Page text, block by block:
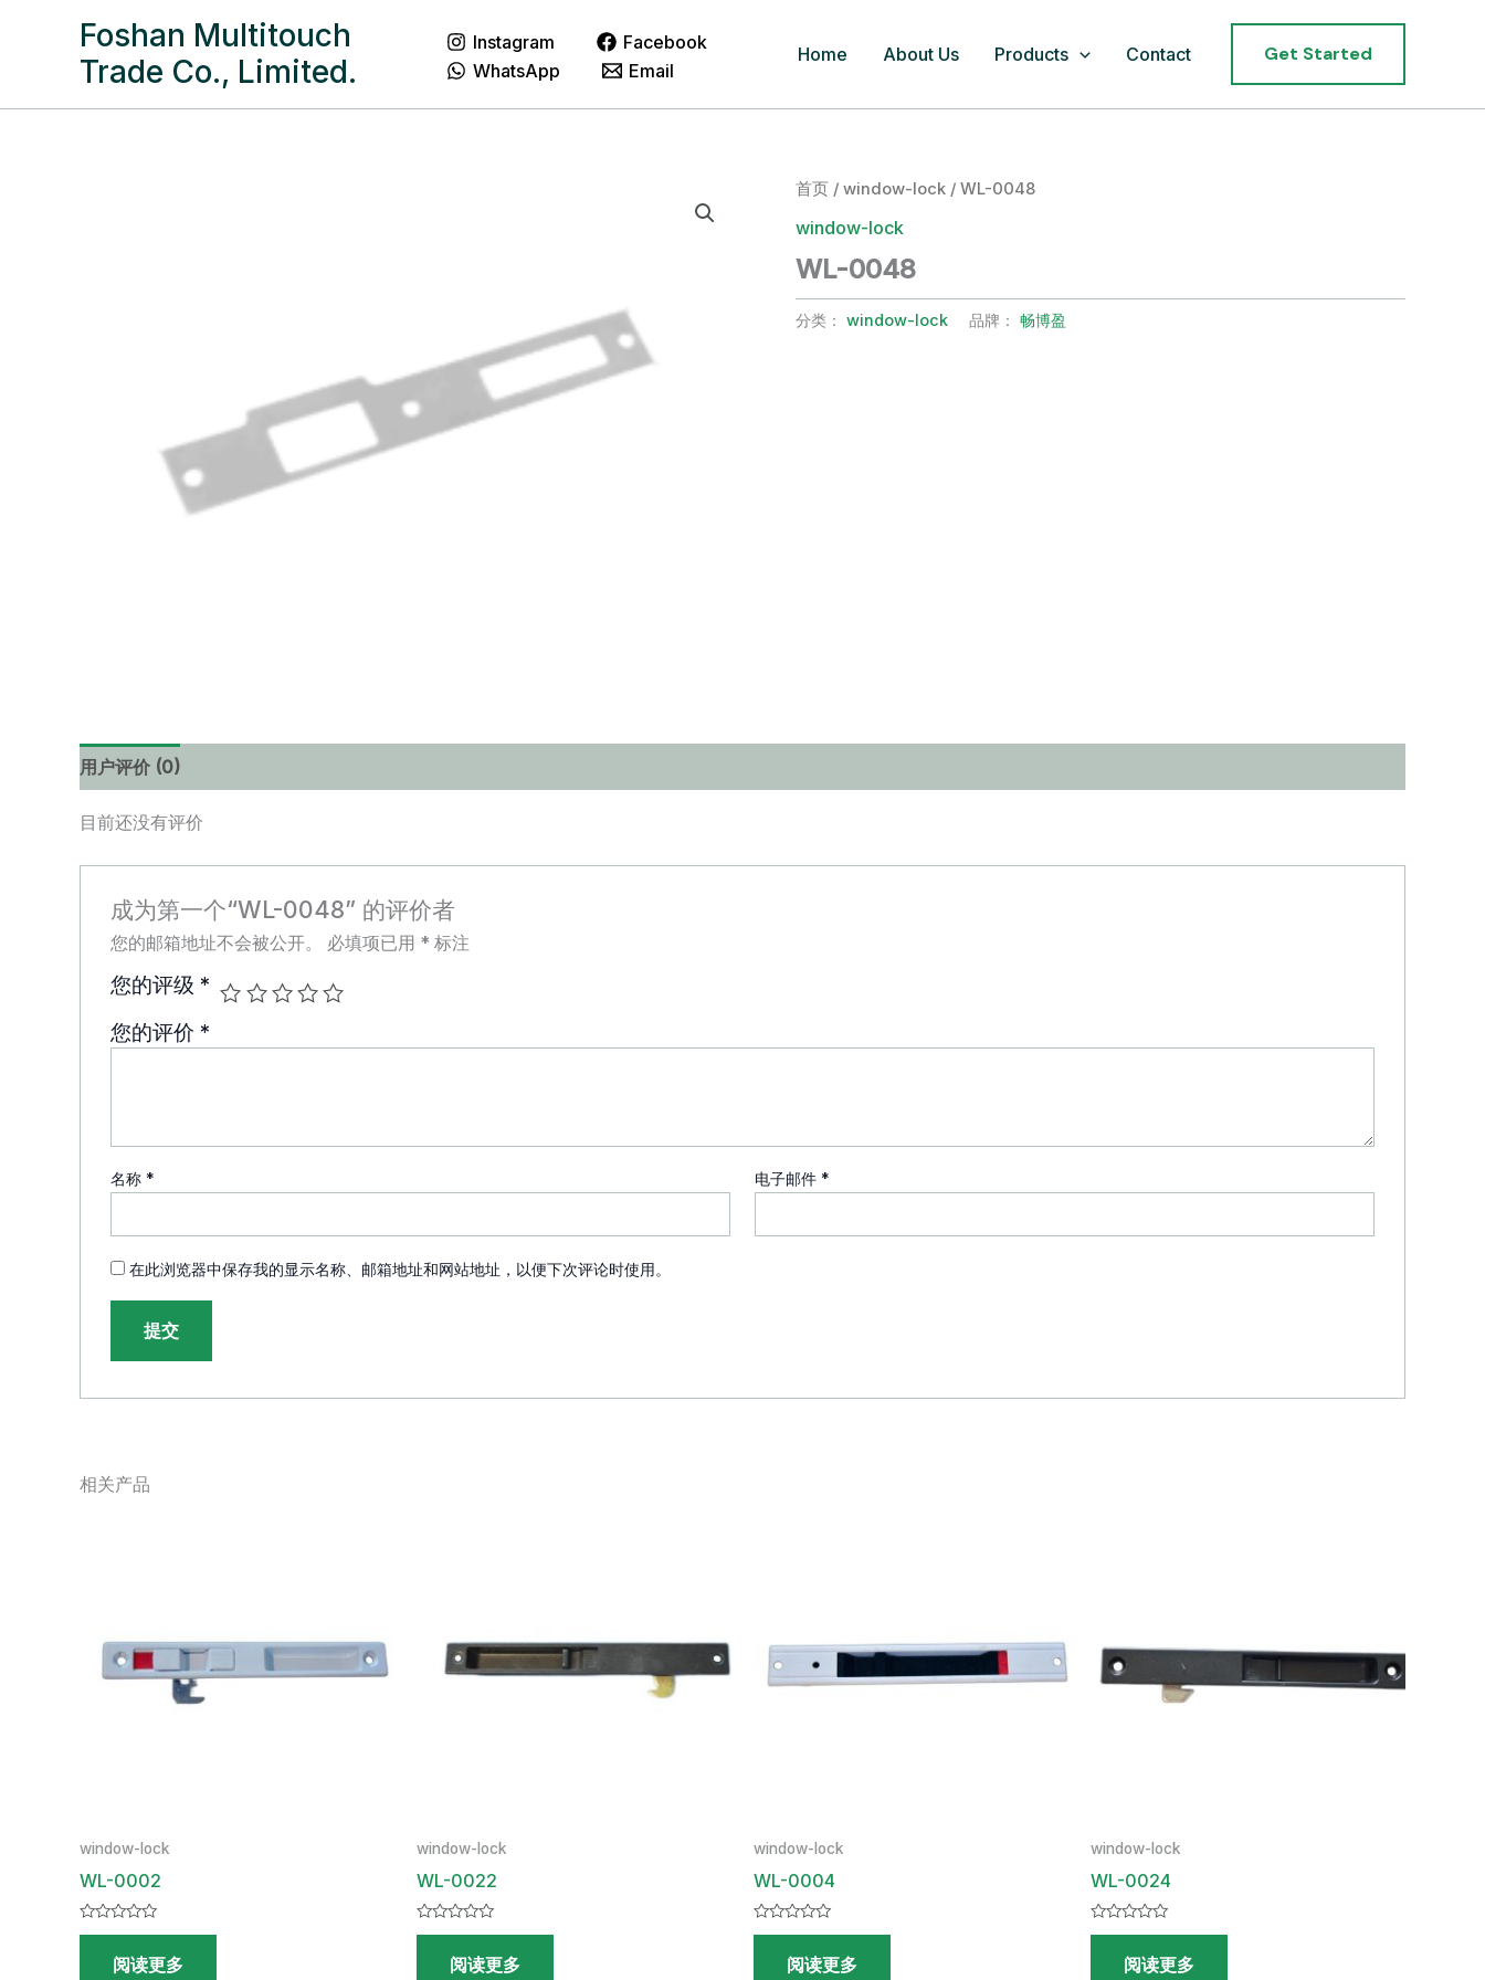
Foshan Multitouch
Trade Co., Limited.
Instagram
Facebook
WhatsApp
Email
Home About Us Products Contact Get Started
首页 / window-lock / WL-0048
window-lock
WL-0048
分类： window-lock 品牌： 畅博盈
用户评价 (0)
目前还没有评价
成为第一个“WL-0048” 的评价者
您的邮箱地址不会被公开。 必填项已用 * 标注
您的评级 *
您的评价 *
名称 * 电子邮件 *
在此浏览器中保存我的显示名称、邮箱地址和网站地址，以便下次评论时使用。
相关产品
window-lock
WL-0002
评
&sol;阅读更多
window-lock
WL-0022
评
&sol;阅读更多
window-lock
WL-0004
评
&sol;阅读更多
window-lock
WL-0024
评
&sol;阅读更多